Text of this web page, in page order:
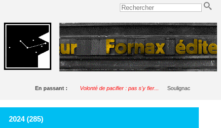
En passant : Volonté de pacifier : pas s'y fier... Soulignac
2024 (285)